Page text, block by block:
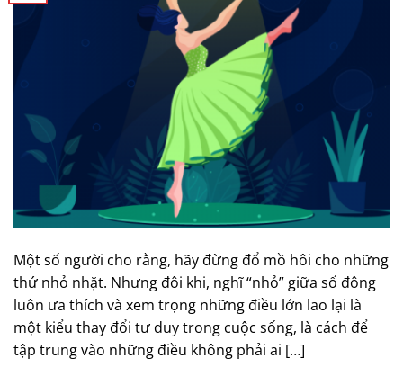
Một số người cho rằng, hãy đừng đổ mồ hôi cho những
thứ nhỏ nhặt. Nhưng đôi khi, nghĩ “nhỏ” giữa số đông
luôn ưa thích và xem trọng những điều lớn lao lại là
một kiểu thay đổi tư duy trong cuộc sống, là cách để
tập trung vào những điều không phải ai […]